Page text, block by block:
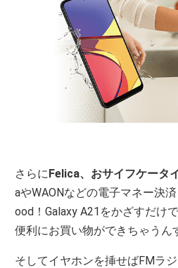
さらにFelica、おサイフケータ
aやWAONなどの電子マネー決
ood！Galaxy A21をかざすだけ
便利にお買い物ができちゃうん
そしてイヤホンを挿せばFMラ